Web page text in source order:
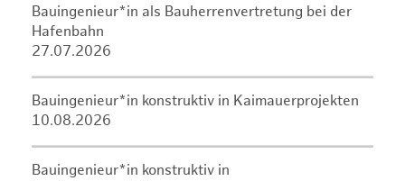
Bauingenieur*in als Bauherrenvertretung bei der
Hafenbahn
27.07.2026
Bauingenieur*in konstruktiv in Kaimauerprojekten
10.08.2026
Bauingenieur*in konstruktiv in